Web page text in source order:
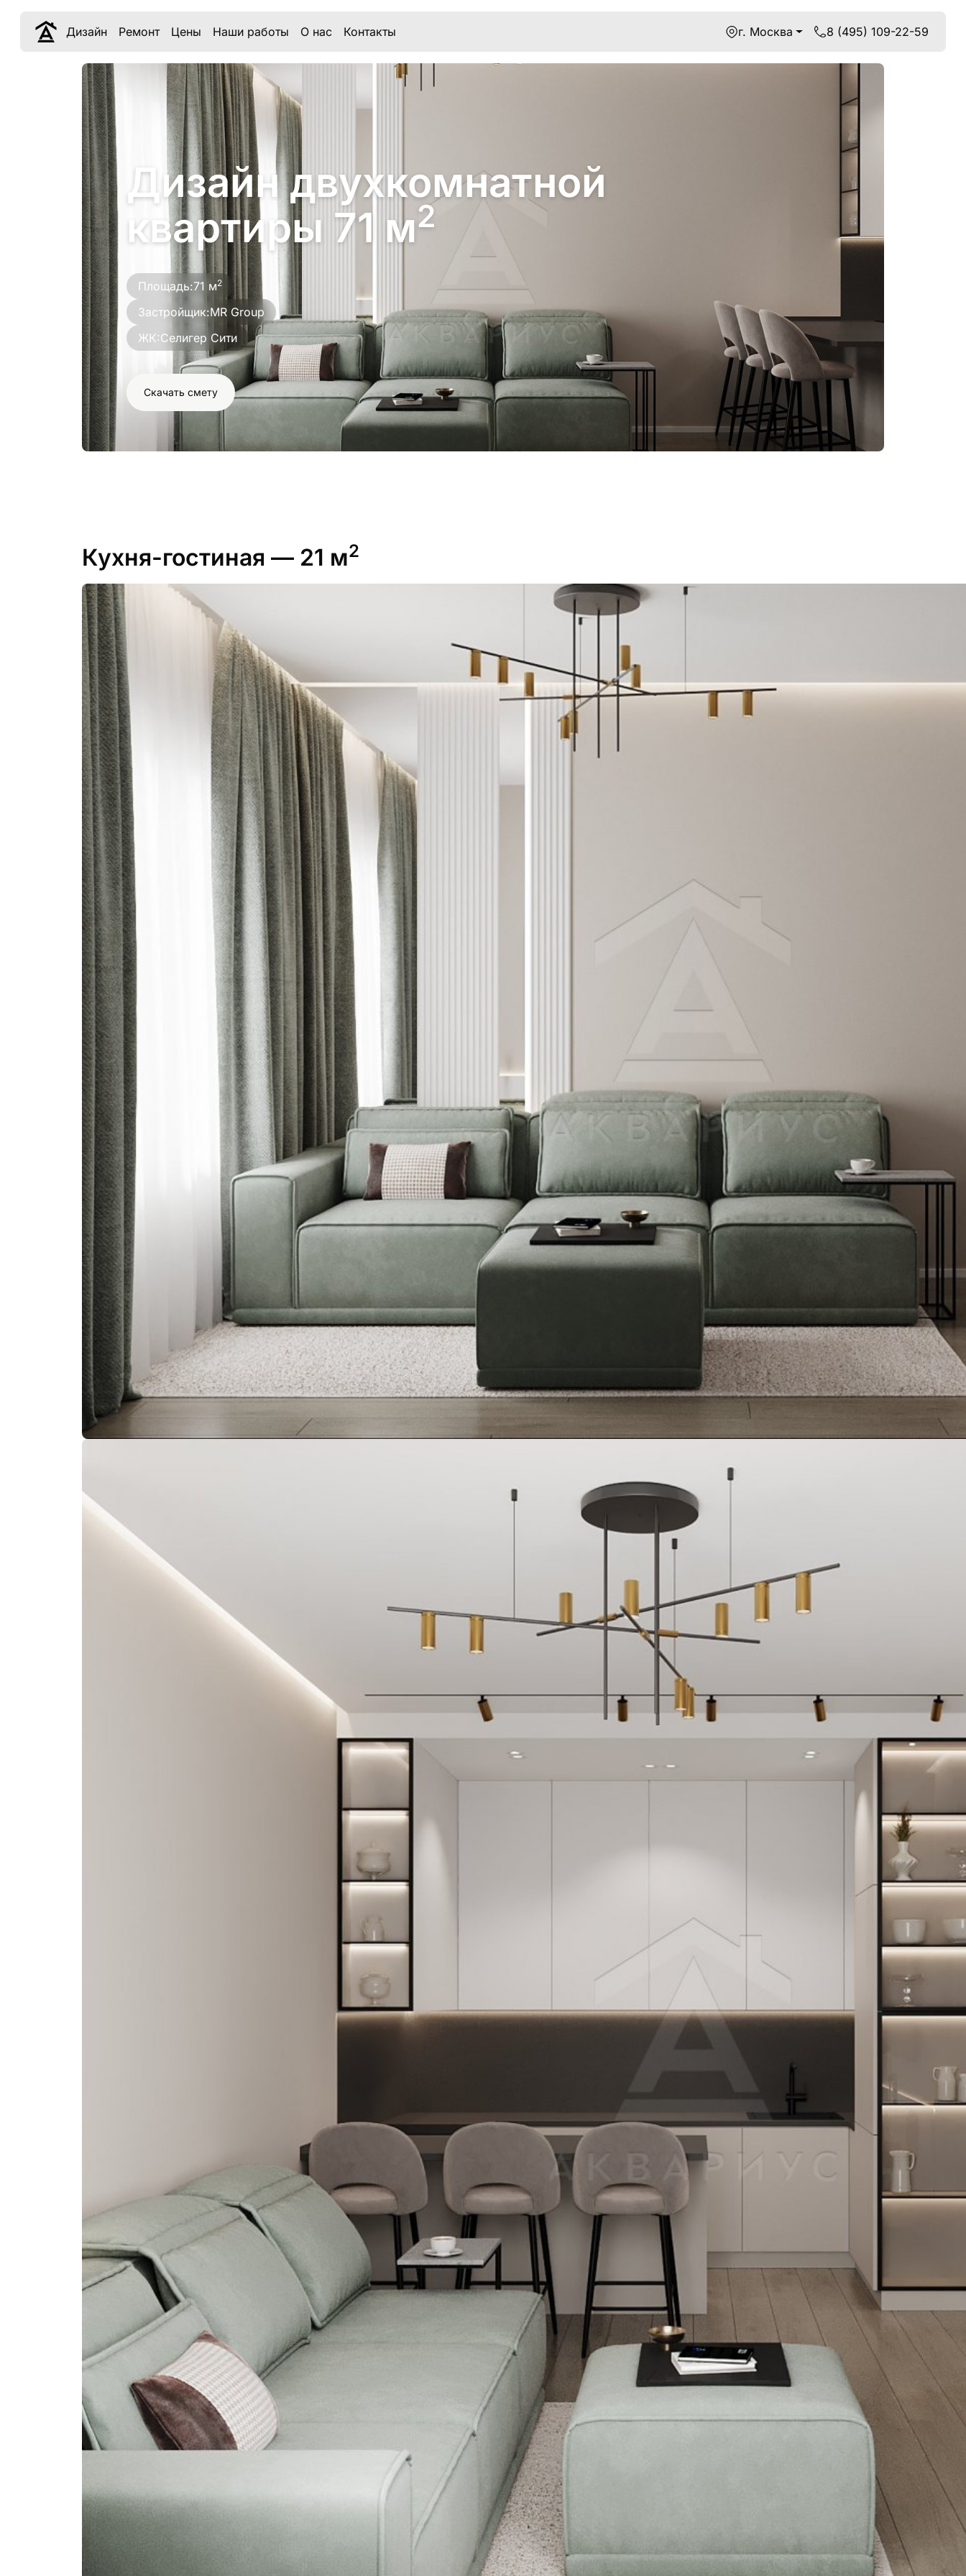
Дизайн Ремонт Цены Наши работы О нас Контакты г. Москва 8 (495) 109-22-59
Дизайн двухкомнатной
квартиры 71 м2
Площадь:71 м2
Застройщик:MR Group
ЖК:Селигер Сити
Скачать смету
Кухня-гостиная — 21 м2